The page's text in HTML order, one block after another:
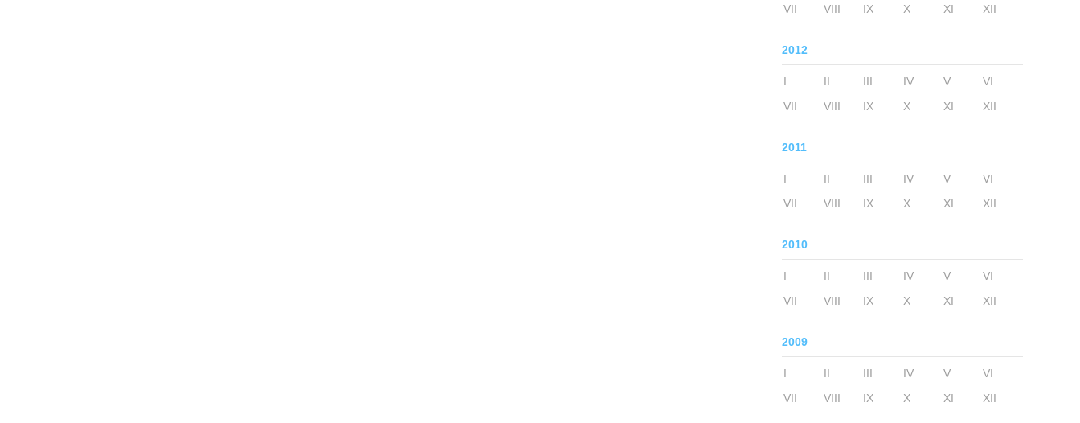
VII
VIII IX X XI XII
2012
I II III IV V
VI
VII
VIII IX X XI XII
2011
I II III IV V
VI
VII
VIII IX X XI XII
2010
I II III IV V
VI
VII
VIII IX X XI XII
2009
I II III IV V
VI
VII
VIII IX X XI XII